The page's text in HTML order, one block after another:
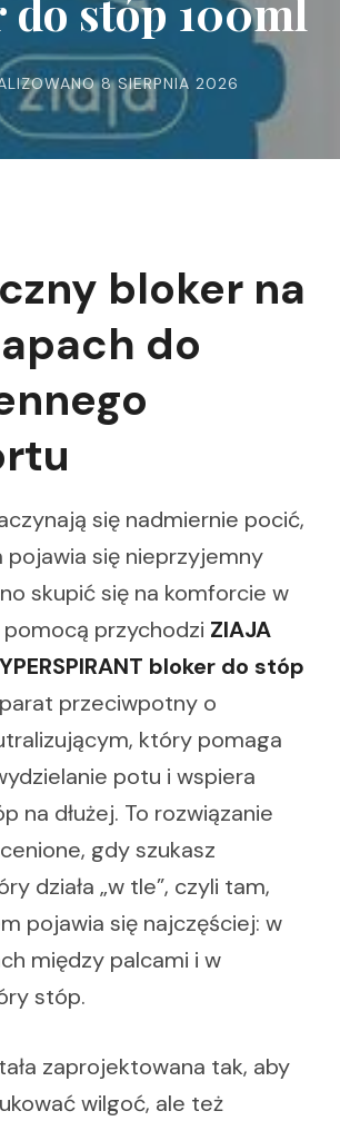
stóp 100ml
8 SIERPNIA 2026
bloker na
do
się nadmiernie pocić,
pojawia się nieprzyjemny
skupić się na komforcie w
pomocą przychodzi ZIAJA
bloker do stóp
przeciwpotny o
który pomaga
potu i wspiera
na dłużej. To rozwiązanie
gdy szukasz
działa „w tle”, czyli tam,
pojawia się najczęściej: w
między palcami i w
stóp.
zaprojektowana tak, aby
wilgoć, ale też